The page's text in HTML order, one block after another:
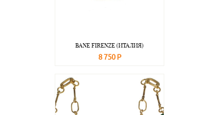
BANE FIRENZE (ИТАЛИЯ)
8 750 Р